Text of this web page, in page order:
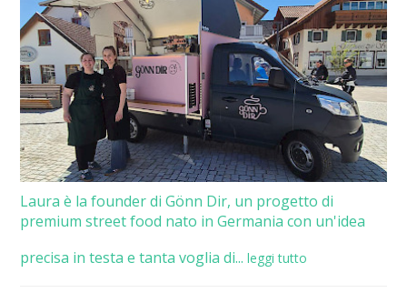
Laura è la founder di Gönn Dir, un progetto di
premium street food nato in Germania con un'idea
precisa in testa e tanta voglia di... leggi tutto